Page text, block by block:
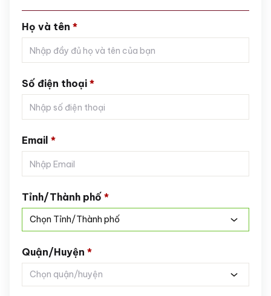
Họ và tên *
Số điện thoại *
Email *
Tỉnh/Thành phố *
Chọn Tỉnh/Thành phố
Quận/Huyện *
Chọn quận/huyện